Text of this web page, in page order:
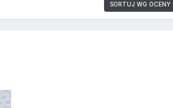
SORTUJ WG OCENY